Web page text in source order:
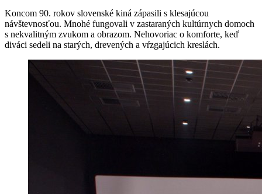
Koncom 90. rokov slovenské kiná zápasili s klesajúcou
návštevnosťou. Mnohé fungovali v zastaraných kultúrnych domoch
s nekvalitným zvukom a obrazom. Nehovoriac o komforte, keď
diváci sedeli na starých, drevených a vŕzgajúcich kreslách.